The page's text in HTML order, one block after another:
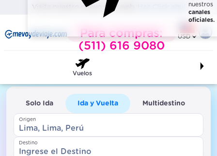
nuestros
canales
oficiales.
Visita nuestro nuevo sitio web.
Para compras:
(511) 616 9080
Vuelos
Solo Ida Ida y Vuelta Multidestino
Origen
Lima, Lima, Perú
Destino
Ingrese el Destino